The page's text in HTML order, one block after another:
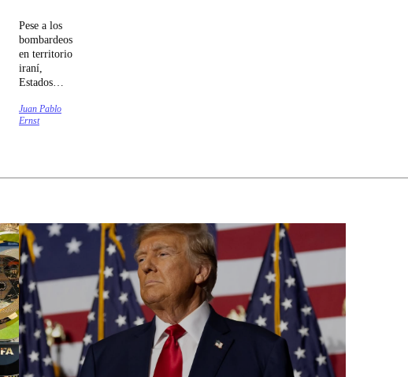
Pese a los
bombardeos
en territorio
iraní,
Estados
ningún
momento
ese país.
Juan Pablo
Ernst